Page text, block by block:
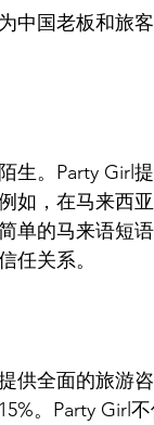
中国老板和旅
生。Party Girl
如，在马来西
单的马来语短
任关系。
供全面的旅游
。Party Girl